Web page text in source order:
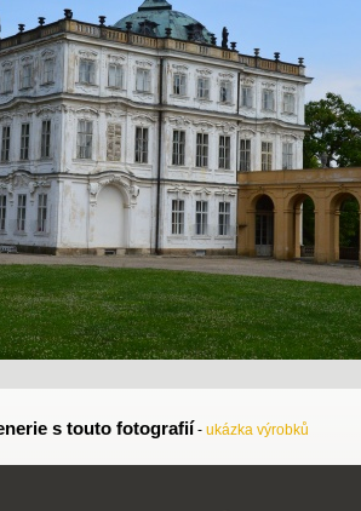
s touto fotografií - ukázka výrobků